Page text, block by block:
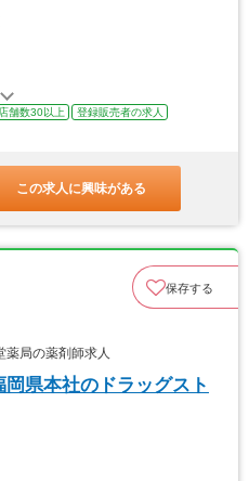
店舗数30以上
登録販売者の求人
この求人に興味がある
保存する
局の薬剤師求人
県本社のドラッグスト